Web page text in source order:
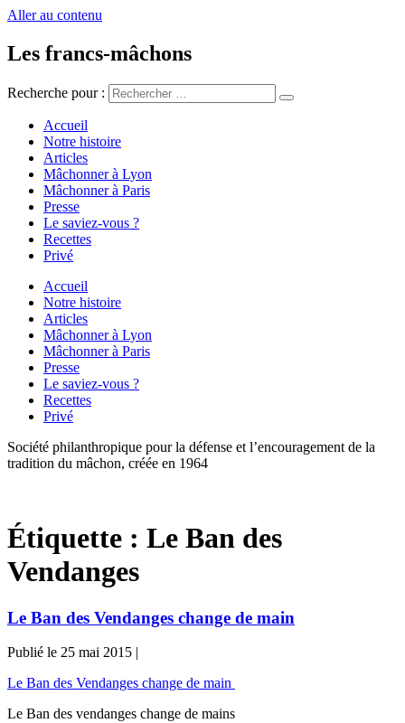
Aller au contenu
Les francs-mâchons
Recherche pour :
Accueil
Notre histoire
Articles
Mâchonner à Lyon
Mâchonner à Paris
Presse
Le saviez-vous ?
Recettes
Privé
Accueil
Notre histoire
Articles
Mâchonner à Lyon
Mâchonner à Paris
Presse
Le saviez-vous ?
Recettes
Privé
Société philanthropique pour la défense et l’encouragement de la
tradition du mâchon, créée en 1964
Étiquette : Le Ban des
Vendanges
Le Ban des Vendanges change de main
Publié le 25 mai 2015 |
Le Ban des Vendanges change de main
Le Ban des vendanges change de mains